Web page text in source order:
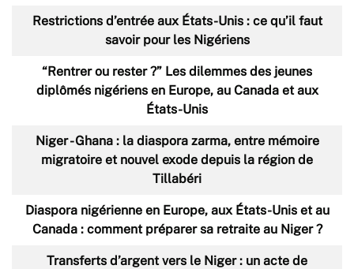
Restrictions d’entrée aux États-Unis : ce qu’il faut
savoir pour les Nigériens
“Rentrer ou rester ?” Les dilemmes des jeunes
diplômés nigériens en Europe, au Canada et aux
États-Unis
Niger - Ghana : la diaspora zarma, entre mémoire
migratoire et nouvel exode depuis la région de
Tillabéri
Diaspora nigérienne en Europe, aux États-Unis et au
Canada : comment préparer sa retraite au Niger ?
Transferts d’argent vers le Niger : un acte de